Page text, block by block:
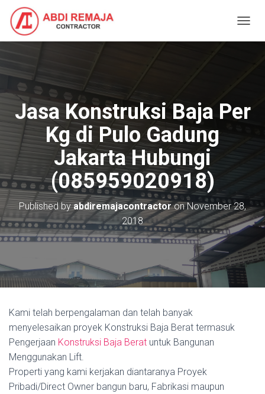
O
A
V
Jasa Konstruksi Baja Per
Kg di Pulo Gadung
Jakarta Hubungi
(085959020918)
Published byabdiremajacontractoronNovember 28,
2018
Kami telah berpengalaman dan telah banyak
menyelesaikan proyek Konstruksi Baja Berat termasuk
Pengerjaan Konstruksi Baja Berat untuk Bangunan
Menggunakan Lift.
Properti yang kami kerjakan diantaranya Proyek
Pribadi/Direct Owner bangun baru, Fabrikasi maupun